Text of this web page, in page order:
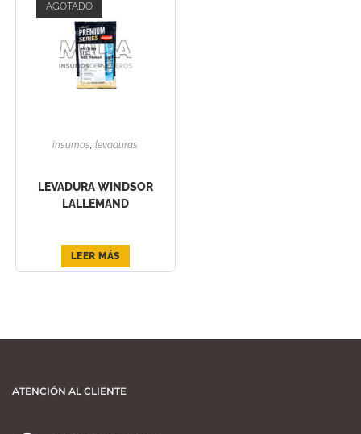
AGOTADO
insumos,levaduras
LEVADURA WINDSOR
LALLEMAND
LEER MÁS
ATENCIÓN AL CLIENTE